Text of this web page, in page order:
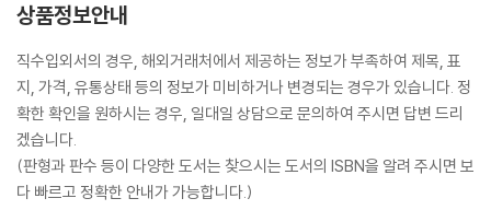
상품정보안내
직수입외서의 경우, 해외거래처에서 제공하는 정보가 부족하여 제목, 표
지, 가격, 유통상태 등의 정보가 미비하거나 변경되는 경우가 있습니다. 정
확한 확인을 원하시는 경우, 일대일 상담으로 문의하여 주시면 답변 드리
겠습니다.
(판형과 판수 등이 다양한 도서는 찾으시는 도서의 ISBN을 알려 주시면 보
다 빠르고 정확한 안내가 가능합니다.)